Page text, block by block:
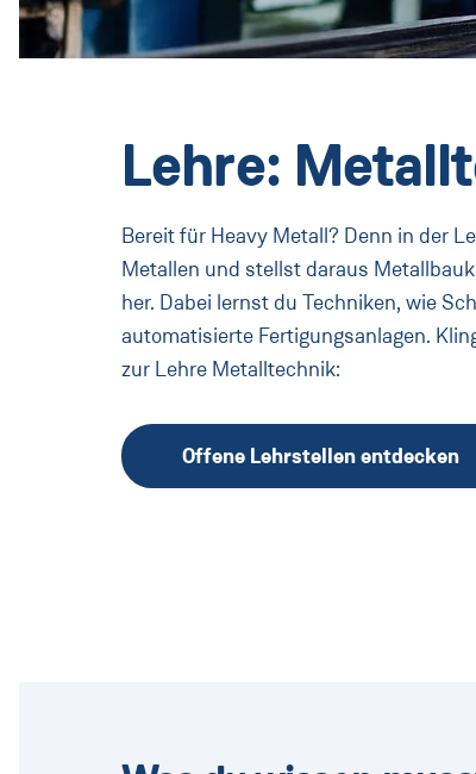
Lehre:
Bereit für Heavy Metall? Denn in der
Metallen und stellst daraus
her. Dabei lernst du Techniken, wie
automatisierte Fertigungsanlagen.
zur Lehre Metalltechnik:
Offene Lehrstellen entdecken